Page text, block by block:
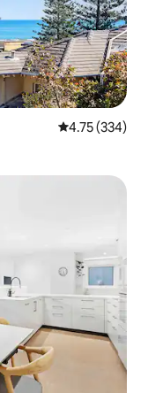
レビュー334
4.75 (334)